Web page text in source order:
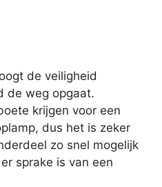
de veiligheid
de weg opgaat.
krijgen voor een
dus het is zeker
zo snel mogelijk
sprake is van een